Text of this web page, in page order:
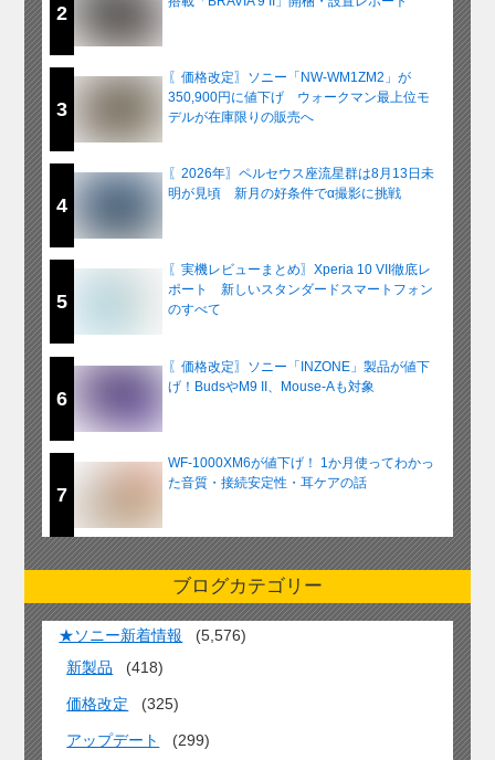
2
3
〖価格改定〗ソニー「NW-WM1ZM2」が
350,900円に値下げ ウォークマン最上位モ
デルが在庫限りの販売へ
4
〖2026年〗ペルセウス座流星群は8月13日未
明が見頃 新月の好条件でα撮影に挑戦
5
〖実機レビューまとめ〗Xperia 10 VII徹底レ
ポート 新しいスタンダードスマートフォン
のすべて
6
〖価格改定〗ソニー「INZONE」製品が値下
げ！BudsやM9 II、Mouse-Aも対象
7
WF-1000XM6が値下げ！ 1か月使ってわかっ
た音質・接続安定性・耳ケアの話
ブログカテゴリー
★ソニー新着情報
(5,576)
新製品
(418)
価格改定 (325)
アップデート (299)